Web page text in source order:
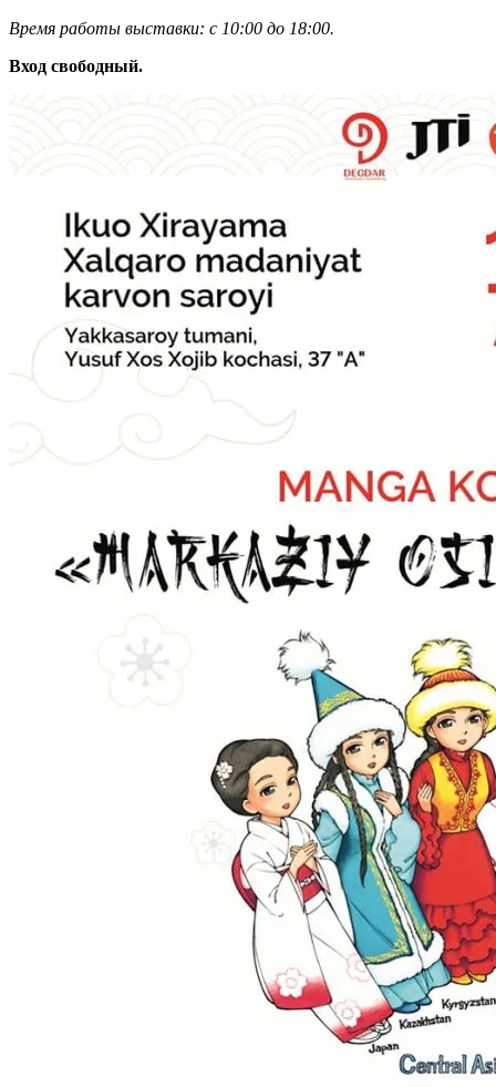
Время работы выставки: с 10:00 до 18:00.
Вход свободный.